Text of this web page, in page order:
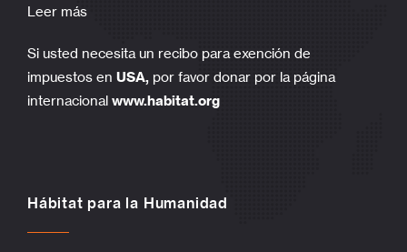
Leer más
Si usted necesita un recibo para exención de
impuestos en USA, por favor donar por la página
internacional www.habitat.org
Hábitat para la Humanidad